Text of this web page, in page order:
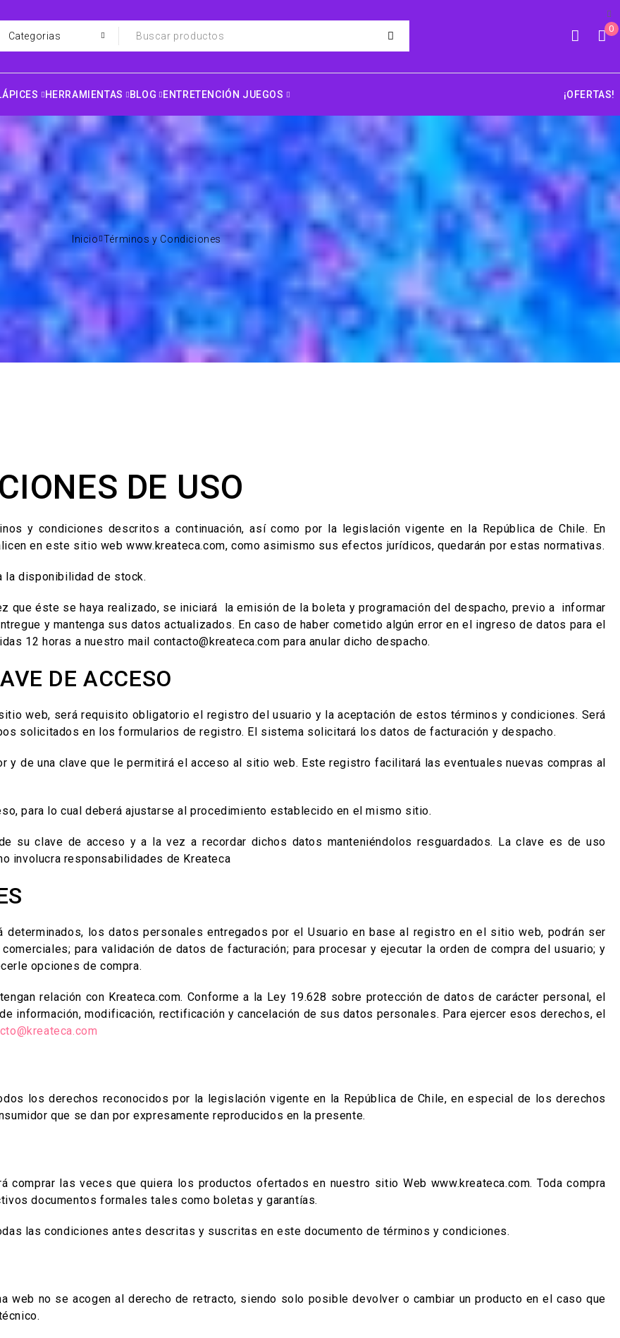
0
HERRAMIENTAS BLOG ENTRETENCIÓN JUEGOS ¡OFERTAS!
Inicio Términos y Condiciones
DE USO
y condiciones descritos a continuación, así como por la legislación vigente en la República de Chile. En
en este sitio web www.kreateca.com, como asimismo sus efectos jurídicos, quedarán por estas normativas.
la disponibilidad de stock.
que éste se haya realizado, se iniciará la emisión de la boleta y programación del despacho, previo a informar
y mantenga sus datos actualizados. En caso de haber cometido algún error en el ingreso de datos para el
12 horas a nuestro mail contacto@kreateca.com para anular dicho despacho.
DE ACCESO
web, será requisito obligatorio el registro del usuario y la aceptación de estos términos y condiciones. Será
solicitados en los formularios de registro. El sistema solicitará los datos de facturación y despacho.
y de una clave que le permitirá el acceso al sitio web. Este registro facilitará las eventuales nuevas compras al
para lo cual deberá ajustarse al procedimiento establecido en el mismo sitio.
su clave de acceso y a la vez a recordar dichos datos manteniéndolos resguardados. La clave es de uso
involucra responsabilidades de Kreateca
los datos personales entregados por el Usuario en base al registro en el sitio web, podrán ser
para validación de datos de facturación; para procesar y ejecutar la orden de compra del usuario; y
opciones de compra.
relación con Kreateca.com. Conforme a la Ley 19.628 sobre protección de datos de carácter personal, el
información, modificación, rectificación y cancelación de sus datos personales. Para ejercer esos derechos, el
los derechos reconocidos por la legislación vigente en la República de Chile, en especial de los derechos
que se dan por expresamente reproducidos en la presente.
comprar las veces que quiera los productos ofertados en nuestro sitio Web www.kreateca.com. Toda compra
documentos formales tales como boletas y garantías.
las condiciones antes descritas y suscritas en este documento de términos y condiciones.
web no se acogen al derecho de retracto, siendo solo posible devolver o cambiar un producto en el caso que